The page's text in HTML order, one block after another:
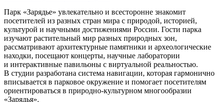
Парк «Зарядье» увлекательно и всесторонне знакомит
посетителей из разных стран мира с природой, историей,
культурой и научными достижениями России. Гости парка
изучают растительный мир разных природных зон,
рассматривают архитектурные памятники и археологические
находки, посещают концерты, научные лаборатории
и интерактивные павильоны с виртуальной реальностью.
В студии разработана система навигации, которая гармонично
вписывается в парковое окружение и помогает посетителям
ориентироваться в природно-культурном многообразии
«Зарядья».